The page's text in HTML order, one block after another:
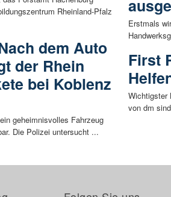
Rheinland-Pfalz
dem Auto
der Rhein
bei Koblenz
geheimnisvolles Fahrzeug
Die Polizei untersucht ...
Erstmals
First
Wichtigster
von dm